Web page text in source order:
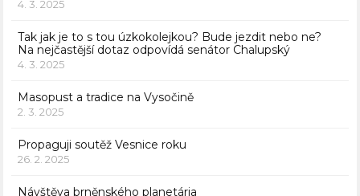
4. 3. 2025
Tak jak je to s tou úzkokolejkou? Bude jezdit nebo ne?
Na nejčastější dotaz odpovídá senátor Chalupský
4. 3. 2025
Masopust a tradice na Vysočině
2. 3. 2025
Propaguji soutěž Vesnice roku
26. 2. 2025
Návštěva brněnského planetária